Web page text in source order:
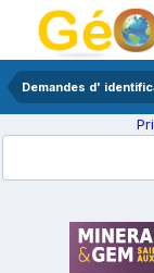
Demandes d'